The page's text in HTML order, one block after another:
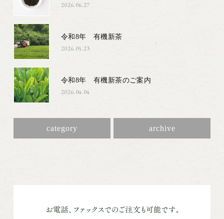
2026.06.27
令和8年 有機新茶
2026.05.23
令和8年 有機新茶のご案内
2026.04.04
category archive